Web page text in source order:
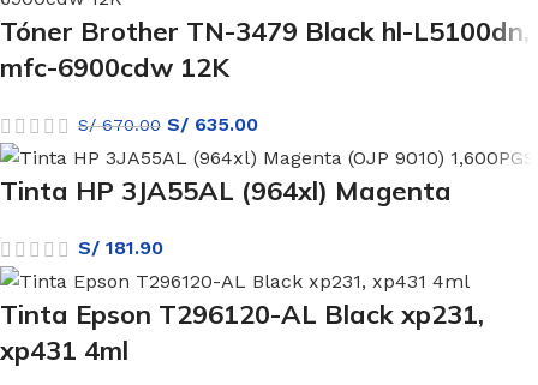
Tóner Brother TN-3479 Black hl-L5100dn,
mfc-6900cdw 12K
S/670.00 S/ 635.00
Tinta HP 3JA55AL (964xl) Magenta
S/ 181.90
Tinta Epson T296120-AL Black xp231,
xp431 4ml